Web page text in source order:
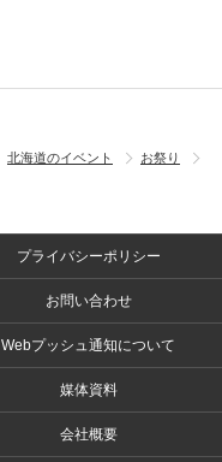
北海道のイベント
お祭り
プライバシーポリシー
お問い合わせ
Webプッシュ通知について
媒体資料
会社概要